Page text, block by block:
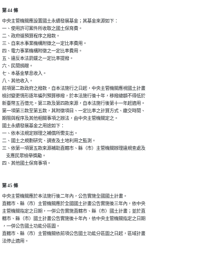
第 44 條
中央主管機關應設置國土永續發展基金；其基金來源如下：
一、使用許可案件所收取之國土保育費。
二、政府循預算程序之撥款。
三、自來水事業機構附徵之一定比率費用。
四、電力事業機構附徵之一定比率費用。
五、違反本法罰鍰之一定比率提撥。
六、民間捐贈。
七、本基金孳息收入。
八、其他收入。
前項第二款政府之撥款，自本法施行之日起，中央主管機關應視國土計畫
檢討變更情形逐年編列預算移撥，於本法施行後十年，移撥總額不得低於
新臺幣五百億元。第三款及第四款來源，自本法施行後第十一年起適用。
第一項第三款至第五款，其附徵項目、一定比率之計算方式、繳交時間、
期限與程序及其他相關事項之辦法，由中央主管機關定之。
國土永續發展基金之用途如下：
一、依本法規定辦理之補償所需支出。
二、國土之規劃研究、調查及土地利用之監測。
三、依第一項第五款來源補助直轄市、縣（市）主管機關辦理違規查處及
    支應民眾檢舉獎勵。
四、其他國土保育事項。
第 45 條
中央主管機關應於本法施行後二年內，公告實施全國國土計畫。
直轄市、縣（市）主管機關應於全國國土計畫公告實施後三年內，依中央
主管機關指定之日期，一併公告實施直轄市、縣（市）國土計畫；並於直
轄市、縣（市）國土計畫公告實施後十年內，依中央主管機關指定之日期
，一併公告國土功能分區圖。
直轄市、縣（市）主管機關依前項公告國土功能分區圖之日起，區域計畫
法停止適用。